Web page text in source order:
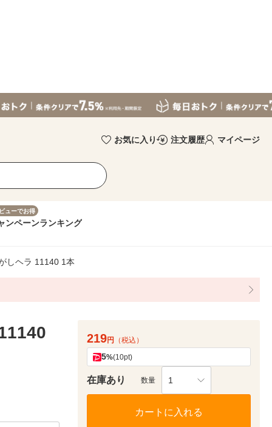
お気に入り 注文履歴 マイページ
ューでお得
ンペーンランキング
しヘラ 11140 1本
219円 （税込）
5%(10pt)
在庫あり 数量 1
カートに入れる